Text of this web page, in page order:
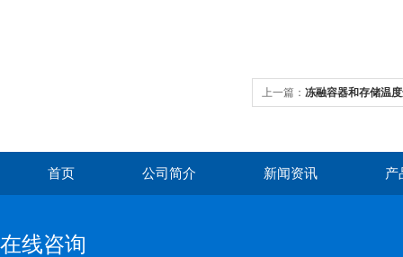
上一篇： 冻融容器和存储温
首页 公司简介 新闻资讯 产
在线咨询